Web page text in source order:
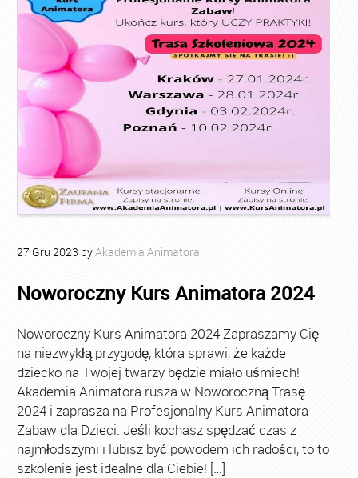
27 Gru 2023 byAkademia Animatora
Noworoczny Kurs Animatora 2024
Noworoczny Kurs Animatora 2024 Zapraszamy Cię
na niezwykłą przygodę, która sprawi, że każde
dziecko na Twojej twarzy będzie miało uśmiech!
Akademia Animatora rusza w Noworoczną Trasę
2024 i zaprasza na Profesjonalny Kurs Animatora
Zabaw dla Dzieci. Jeśli kochasz spędzać czas z
najmłodszymi i lubisz być powodem ich radości, to to
szkolenie jest idealne dla Ciebie! […]